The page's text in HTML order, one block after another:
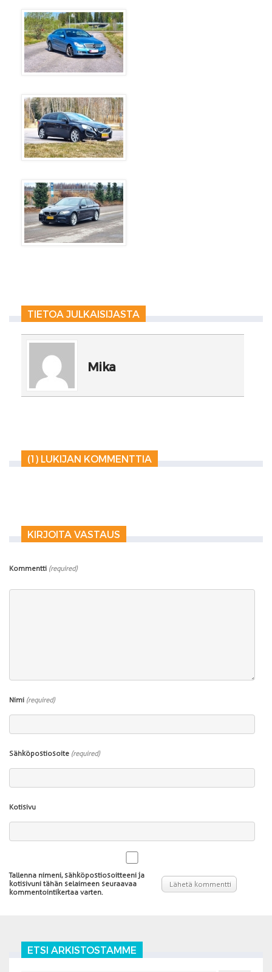
TIETOA JULKAISIJASTA
Mika
(1) LUKIJAN KOMMENTTIA
KIRJOITA VASTAUS
Kommentti (required)
Nimi (required)
Sähköpostiosoite (required)
Kotisivu
Tallenna nimeni, sähköpostiosoitteeni ja
kotisivuni tähän selaimeen seuraavaa
kommentointikertaa varten.
ETSI ARKISTOSTAMME